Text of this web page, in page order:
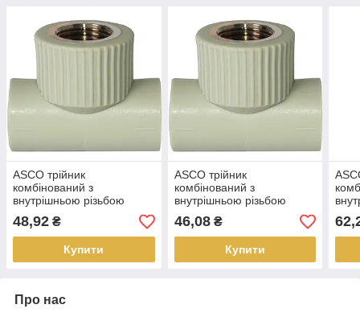
ASCO трійник
комбінований з
внутрішньою різьбою
20х3/4"
48,92 ₴
Купити
ASCO трійник
комбінований з
внутрішньою різьбою
25х1/2"
46,08₴
Купити
Про нас